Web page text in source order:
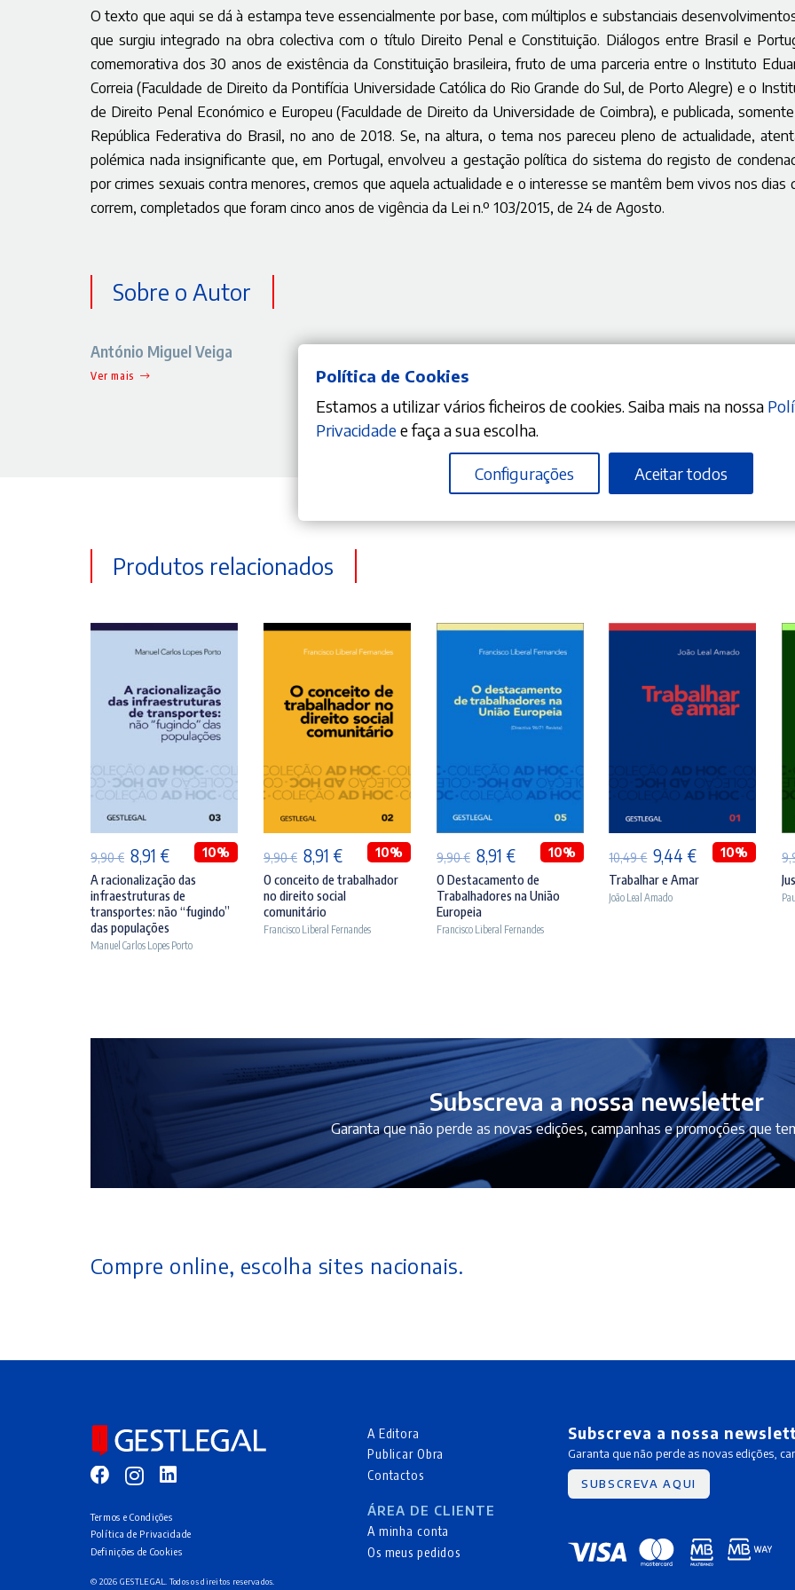
O texto que aqui se dá à estampa teve essencialmente por base, com múltiplos e substanciais
que surgiu integrado na obra colectiva com o título Direito Penal e Constituição. Diálogos entre Brasil e
comemorativa dos 30 anos de existência da Constituição brasileira, fruto de uma parceria entre o Instituto
Correia (Faculdade de Direito da Pontifícia Universidade Católica do Rio Grande do Sul, de Porto Alegre) e o
de Direito Penal Económico e Europeu (Faculdade de Direito da Universidade de Coimbra), e publicada,
República Federativa do Brasil, no ano de 2018. Se, na altura, o tema nos pareceu pleno de actualidade,
polémica nada insignificante que, em Portugal, envolveu a gestação política do sistema do registo de
por crimes sexuais contra menores, cremos que aquela actualidade e o interesse se mantêm bem vivos nos dias
correm, completados que foram cinco anos de vigência da Lei n.º 103/2015, de 24 de Agosto.
Sobre o Autor
António Miguel Veiga
Ver mais
Produtos relacionados
ADICIONAR
9,90€ O
preço
original
era:
9,90 €.
8,91 €O
preço
atual
8,91 €.
10%
A racionalização das
infraestruturas de
transportes: não “fugindo”
das populações
Manuel Carlos Lopes Porto
ADICIONAR
9,90€ O
preço
original
era:
8,91 €O
preço
atual
é:
10%
O conceito de trabalhador
no direito social
comunitário
Francisco Liberal Fernandes
ADICIONAR
9,90€ O
preço
original
era:
8,91 €O
preço
atual
é:
10%
O Destacamento de
Trabalhadores na União
Europeia
Francisco Liberal Fernandes
LER MAIS
10,49€ O
preço
original
9,44 €O
preço
10%
Trabalhar e Amar
João Leal Amado
Subscreva a nossa newsletter
Garanta que não perde as novas edições, campanhas e promoções que
Compre online, escolha sites nacionais.
Termos e Condições
Política de Privacidade
Definições de Cookies
© 2026 GESTLEGAL. Todos os direitos reservados.
A Editora
Publicar Obra
Contactos
ÁREA DE CLIENTE
A minha conta
Os meus pedidos
Subscreva a nossa
Garanta que não perde as novas edições,
SUBSCREVA AQUI
Política de Cookies
Estamos a utilizar vários ficheiros de cookies. Saiba mais na nossa
Privacidadee faça a sua escolha.
Configurações Aceitar todos